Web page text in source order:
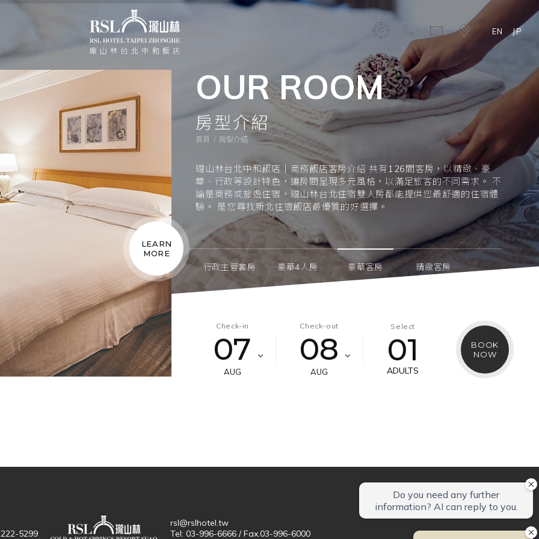
EN JP
SuperiorRoom
坪數9.5坪 樓層5F-7F 一大床or兩小床
OUR ROOM
房型介紹
首頁 / 房型介紹
瓏山林台北中和飯店｜商務飯店客房介紹 共有126間客房，以精緻、豪
華、行政等設計特色，讓房間呈現多元風格，以滿足旅客的不同需求。 不
論是商務或旅遊住宿，瓏山林台北住宿雙人房都能提供您最舒適的住宿體
驗。 是您尋找新北住宿飯店最優質的好選擇。
LEARN
MORE
行政主管套房 豪華4人房 豪華客房 精緻客房
Check-in
07
AUG
Check-out
08
AUG
Select
01
ADULTS
BOOK
NOW
5299
rsl@rslhotel.tw
Tel: 03-996-6666 / Fax.03-996-6000